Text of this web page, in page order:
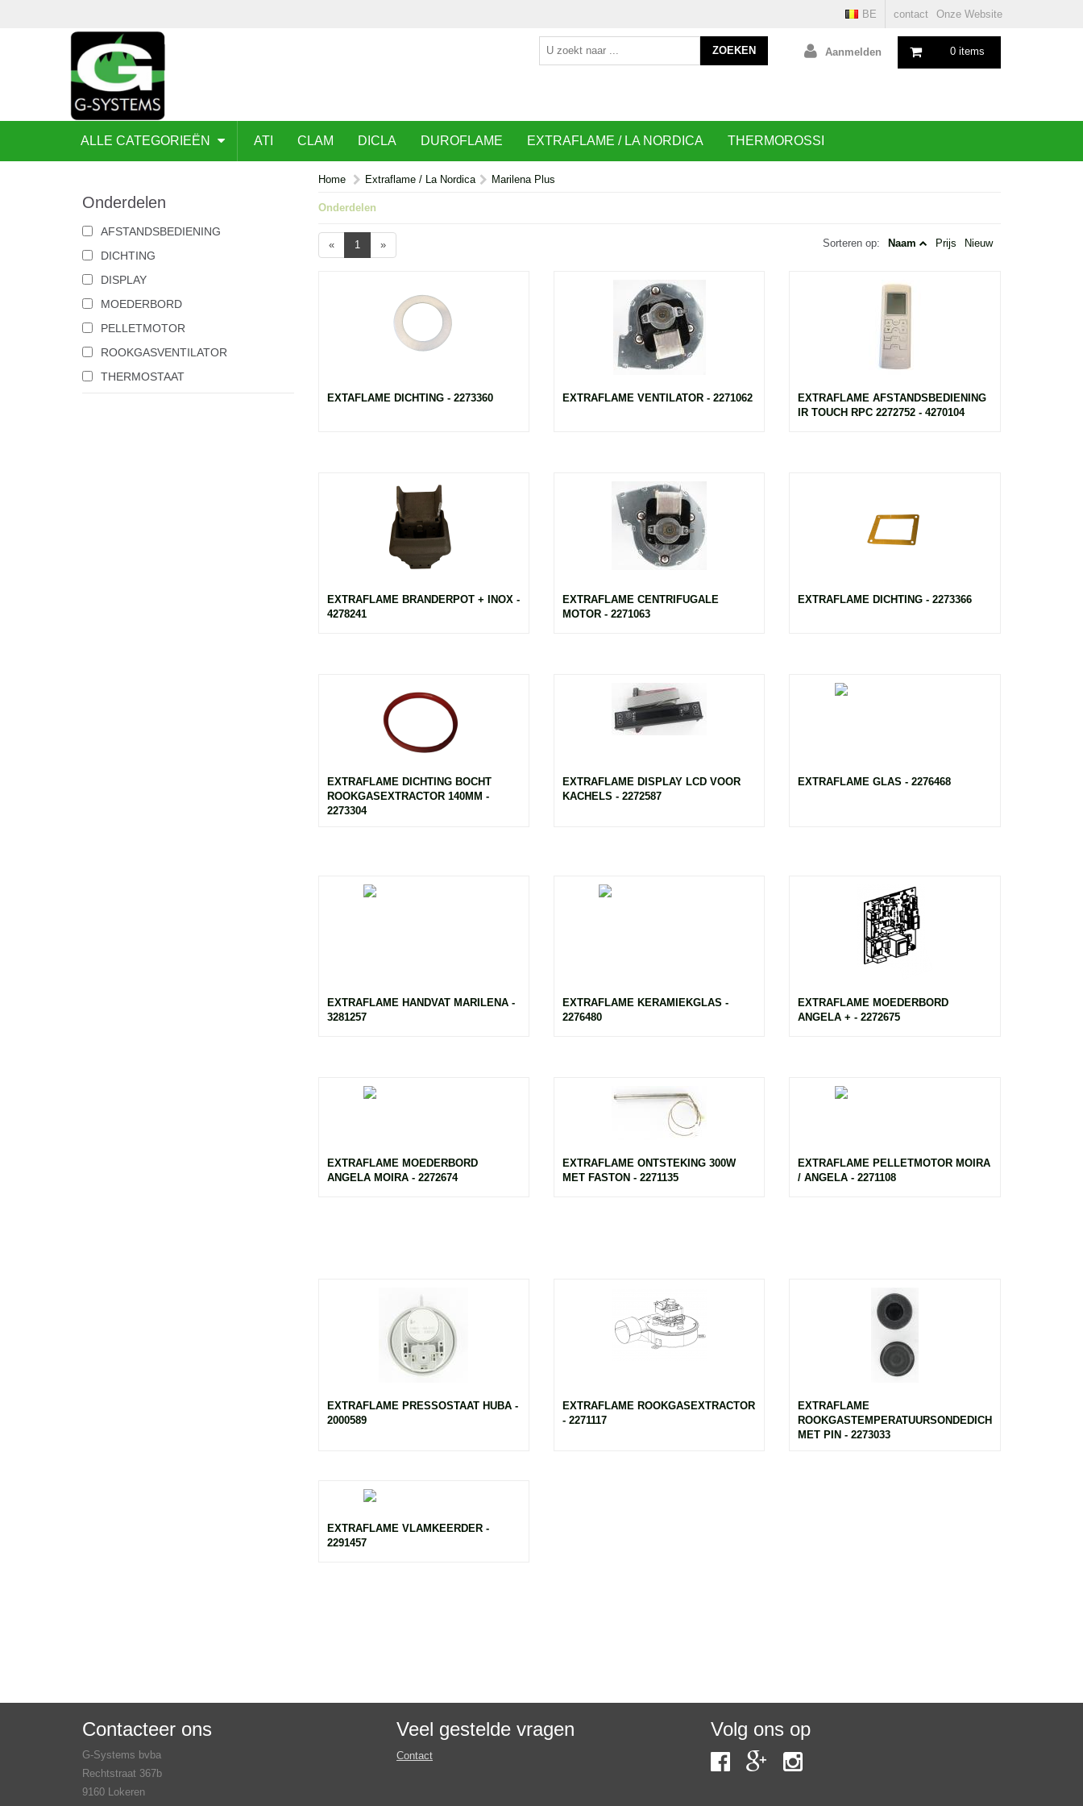
contact Onze Website
BE
0 items
Aanmelden
ZOEKEN
ALLE CATEGORIEËN ATI CLAM DICLA DUROFLAME EXTRAFLAME / LA NORDICA THERMOROSSI
Onderdelen
AFSTANDSBEDIENING
DICHTING
DISPLAY
MOEDERBORD
PELLETMOTOR
ROOKGASVENTILATOR
THERMOSTAAT
Home Extraflame / La Nordica Marilena Plus
Onderdelen
« 1 » Sorteren op: Naam Prijs Nieuw
EXTAFLAME DICHTING - 2273360 EXTRAFLAME VENTILATOR - 2271062
EXTRAFLAME AFSTANDSBEDIENING
IR TOUCH RPC 2272752 - 4270104
EXTRAFLAME BRANDERPOT + INOX -
4278241
EXTRAFLAME CENTRIFUGALE
MOTOR - 2271063
EXTRAFLAME DICHTING - 2273366
EXTRAFLAME DICHTING BOCHT
ROOKGASEXTRACTOR 140MM -
2273304
EXTRAFLAME DISPLAY LCD VOOR
KACHELS - 2272587
EXTRAFLAME GLAS - 2276468
EXTRAFLAME HANDVAT MARILENA -
3281257
EXTRAFLAME KERAMIEKGLAS -
2276480
EXTRAFLAME MOEDERBORD
ANGELA + - 2272675
EXTRAFLAME MOEDERBORD
ANGELA MOIRA - 2272674
EXTRAFLAME ONTSTEKING 300W
MET FASTON - 2271135
EXTRAFLAME PELLETMOTOR MOIRA
/ ANGELA - 2271108
EXTRAFLAME PRESSOSTAAT HUBA -
2000589
EXTRAFLAME ROOKGASEXTRACTOR
- 2271117
EXTRAFLAME
ROOKGASTEMPERATUURSONDEDICHTING
MET PIN - 2273033
EXTRAFLAME VLAMKEERDER -
2291457
Contacteer ons
G-Systems bvba
Rechtstraat 367b
9160 Lokeren
Veel gestelde vragen
Contact
Volg ons op